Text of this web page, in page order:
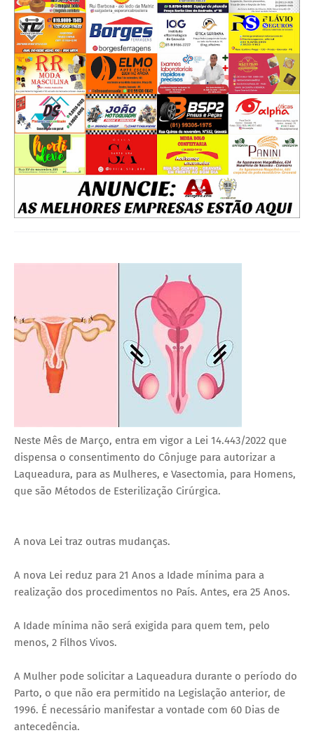
Neste Mês de Março, entra em vigor a Lei 14.443/2022 que
dispensa o consentimento do Cônjuge para autorizar a
Laqueadura, para as Mulheres, e Vasectomia, para Homens,
que são Métodos de Esterilização Cirúrgica.
A nova Lei traz outras mudanças.
A nova Lei reduz para 21 Anos a Idade mínima para a
realização dos procedimentos no País. Antes, era 25 Anos.
A Idade mínima não será exigida para quem tem, pelo
menos, 2 Filhos Vivos.
A Mulher pode solicitar a Laqueadura durante o período do
Parto, o que não era permitido na Legislação anterior, de
1996. É necessário manifestar a vontade com 60 Dias de
antecedência.